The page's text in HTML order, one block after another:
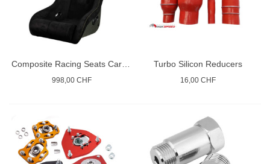
998,00 CHF
Turbo Silicon Reducers
16,00 CHF